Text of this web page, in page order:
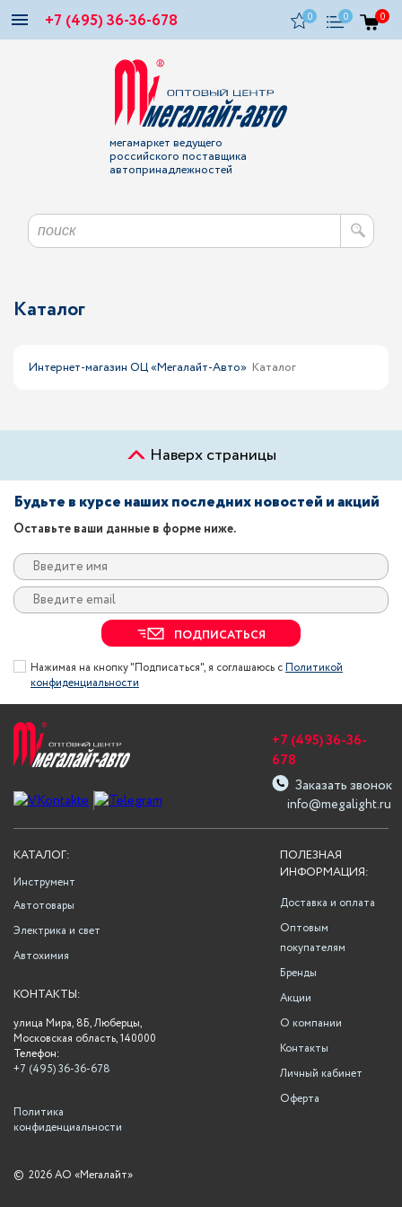
+7 (495) 36-36-678 0 0 0
мегамаркет ведущего
российского поставщика
автопринадлежностей
Каталог
Интернет-магазин ОЦ «Мегалайт-Авто» Каталог
Наверх страницы
Будьте в курсе наших последних новостей и акций
Оставьте ваши данные в форме ниже.
ПОДПИСАТЬСЯ
Нажимая на кнопку "Подписаться", я соглашаюсь сПолитикой
конфиденциальности
info@megalight.ru
+7 (495) 36-36-
678
Заказать звонок
ПОЛЕЗНАЯ
ИНФОРМАЦИЯ:
Доставка и оплата
Оптовым
покупателям
Бренды
Акции
О компании
Контакты
Личный кабинет
Оферта
КАТАЛОГ:
Инструмент
Автотовары
Электрика и свет
Автохимия
КОНТАКТЫ:
улица Мира, 8Б, Люберцы,
Московская область, 140000
Телефон:
+7 (495) 36-36-678
Политика
конфиденциальности
© 2026 АО «Мегалайт»